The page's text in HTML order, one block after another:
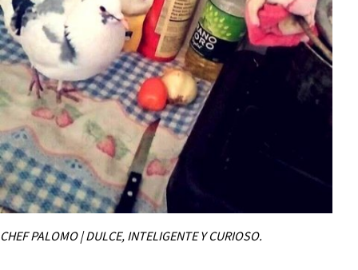
CHEF PALOMO | DULCE, INTELIGENTE Y CURIOSO.